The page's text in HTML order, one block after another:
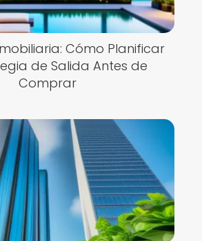
Cómo Planificar
de Salida Antes de
Comprar